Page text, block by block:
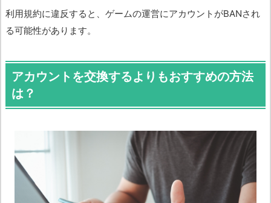
利用規約に違反すると、ゲームの運営にアカウントがBANされ
る可能性があります。
アカウントを交換するよりもおすすめの方法
は？